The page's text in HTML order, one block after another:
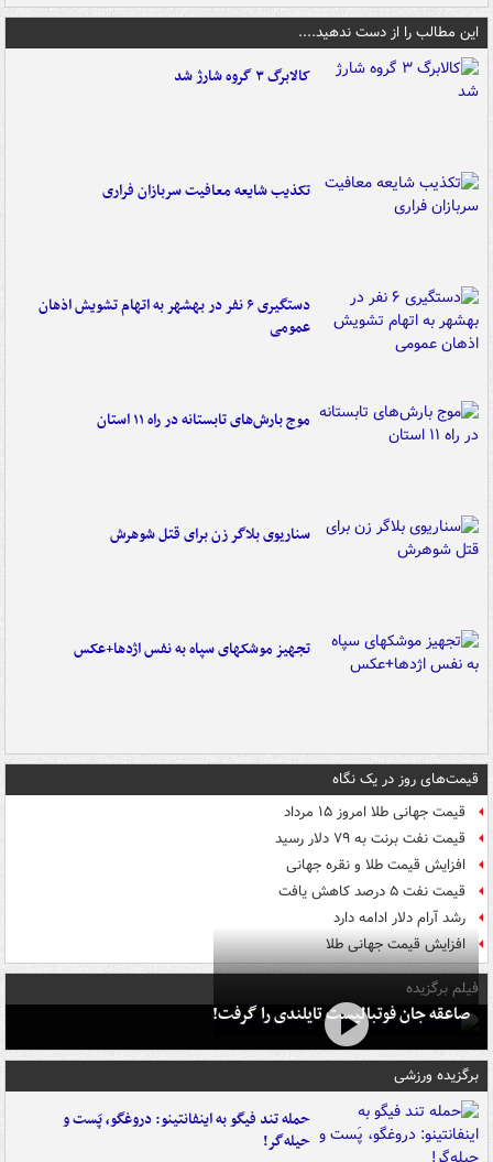
این مطالب را از دست ندهید....
کالابرگ ۳ گروه شارژ شد
تکذیب شایعه معافیت سربازان فراری
دستگیری ۶ نفر در بهشهر به اتهام تشویش اذهان
عمومی
موج بارش‌های تابستانه در راه ۱۱ استان
سناریوی بلاگر زن برای قتل شوهرش
تجهیز موشکهای سپاه به نفس اژدها+عکس
قیمت‌های روز در یک نگاه
قیمت جهانی طلا امروز ۱۵ مرداد
قیمت نفت برنت به ۷۹ دلار رسید
افزایش قیمت طلا و نقره جهانی
قیمت نفت ۵ درصد کاهش یافت
رشد آرام دلار ادامه دارد
افزایش قیمت جهانی طلا
فیلم برگزیده
صاعقه جان فوتبالیست تایلندی را گرفت!
برگزیده ورزشی
حمله تند فیگو به اینفانتینو: دروغگو، پَست‌ و
حیله‌گر!